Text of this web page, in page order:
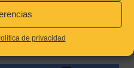
de privacidad
DE OBRA